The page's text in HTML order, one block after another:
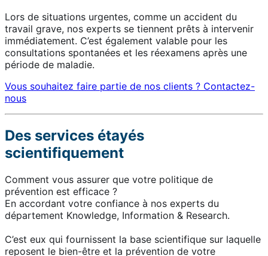
Lors de situations urgentes, comme un accident du
travail grave, nos experts se tiennent prêts à intervenir
immédiatement. C’est également valable pour les
consultations spontanées et les réexamens après une
période de maladie.
Vous souhaitez faire partie de nos clients ? Contactez-
nous
Des services étayés
scientifiquement
Comment vous assurer que votre politique de
prévention est efficace ?
En accordant votre confiance à nos experts du
département Knowledge, Information & Research.
C’est eux qui fournissent la base scientifique sur laquelle
reposent le bien-être et la prévention de votre